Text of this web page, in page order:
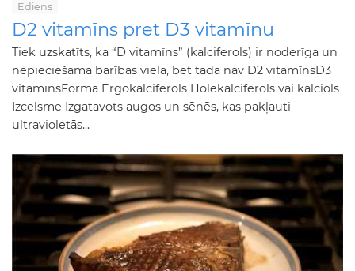
Ēdiens
D2 vitamīns pret D3 vitamīnu
Tiek uzskatīts, ka “D vitamīns” (kalciferols) ir noderīga un
nepieciešama barības viela, bet tāda nav D2 vitamīnsD3
vitamīnsForma Ergokalciferols Holekalciferols vai kalciols
Izcelsme Izgatavots augos un sēnēs, kas pakļauti
ultravioletās...